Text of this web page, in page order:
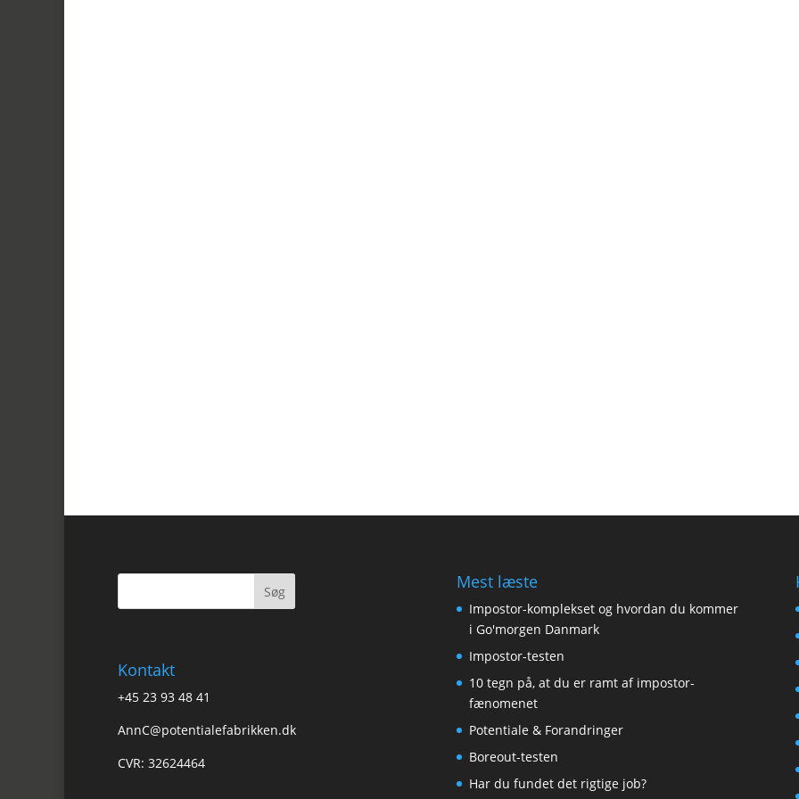
Kontakt
+45 23 93 48 41
AnnC@potentialefabrikken.dk
CVR: 32624464
Mest læste
Impostor-komplekset og hvordan du kommer
i Go'morgen Danmark
Impostor-testen
10 tegn på, at du er ramt af impostor-
fænomenet
Potentiale & Forandringer
Boreout-testen
Har du fundet det rigtige job?